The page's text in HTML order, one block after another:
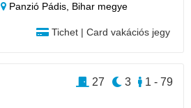
Panzió Pádis, Bihar megye
Tichet | Card vakációs jegy
1 - 79
3
27